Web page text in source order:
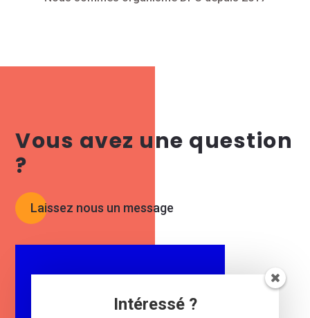
Vous avez une question
?
Laissez nous un message
Restez informé !
Laissez-nous votre e-mail.
Intéressé ?